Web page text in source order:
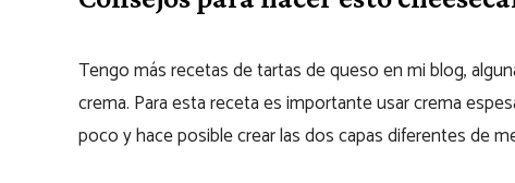
Tengo más recetas de tartas de queso en mi blog,
crema. Para esta receta es importante usar crema
poco y hace posible crear las dos capas diferentes de